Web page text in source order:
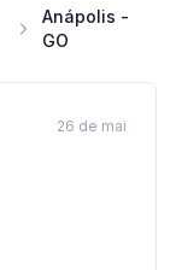
Anápolis -
GO
26 de mai